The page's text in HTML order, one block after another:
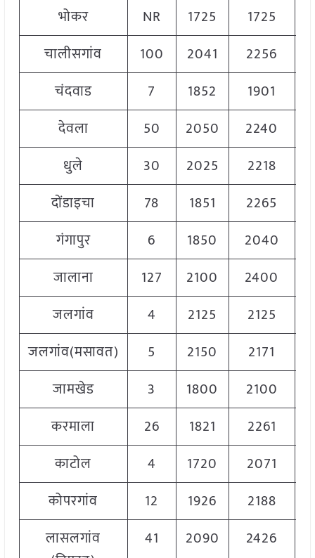
भोकर
NR 1725 1725
चालीसगांव
100 2041 2256
चंदवाड
7 1852 1901
देवला
50 2050 2240
धुले
30 2025 2218
दोंडाइचा
78 1851 2265
गंगापुर
6 1850 2040
जालाना
127 2100 2400
जलगांव
4 2125 2125
जलगांव(मसावत)
5 2150 2171
जामखेड
3 1800 2100
करमाला
26 1821 2261
काटोल
4 1720 2071
कोपरगांव
12 1926 2188
लासलगांव
41 2090 2426